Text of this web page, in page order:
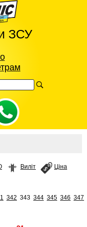
ЗСУ
Виліт
Ціна
342 343 344 345 346 347